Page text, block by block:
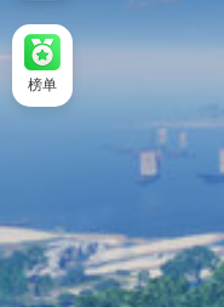
榜单